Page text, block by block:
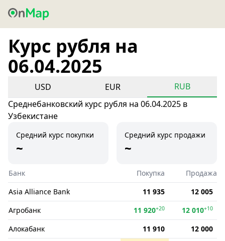
Курс рубля на
06.04.2025
USD EUR
RUB
Среднебанковский курс рубля на 06.04.2025 в
Узбекистане
Средний курс покупки
~
Средний курс продажи
~
Банк Покупка
Продажа
Asia Alliance Bank
11 935
12 005
Агробанк
11 920+20 12 010+10
Алокабанк 11 910
12 000